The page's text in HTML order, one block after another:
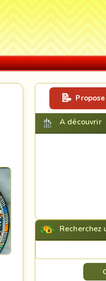
A découvrir
Recherchez